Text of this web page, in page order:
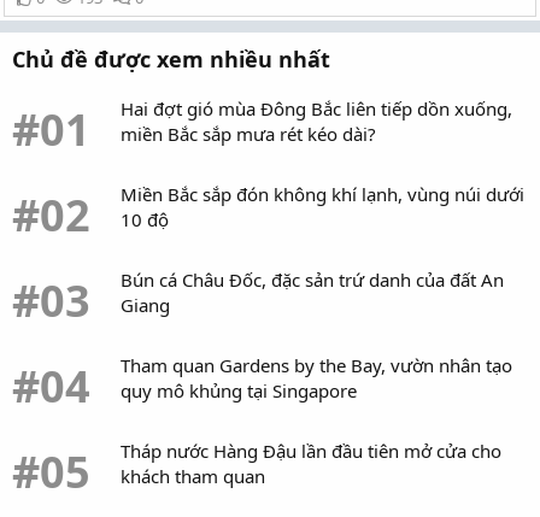
Chủ đề được xem nhiều nhất
#01
Hai đợt gió mùa Đông Bắc liên tiếp dồn xuống,
miền Bắc sắp mưa rét kéo dài?
#02
Miền Bắc sắp đón không khí lạnh, vùng núi dưới
10 độ
#03
Bún cá Châu Đốc, đặc sản trứ danh của đất An
Giang
#04
Tham quan Gardens by the Bay, vườn nhân tạo
quy mô khủng tại Singapore
#05
Tháp nước Hàng Đậu lần đầu tiên mở cửa cho
khách tham quan